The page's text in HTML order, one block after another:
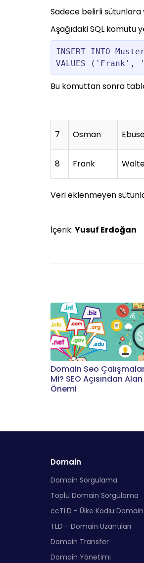
Sadece belirli
Aşağıdaki SQL komutu
INSERT INTO
VALUES
Bu komuttan sonra
7 Osman
8 Frank
Veri eklenmeyen
İçerik: Yusuf Erdoğan
Domain Seo
Mi? SEO Açısından Alan
Önemi
Domain
Domain Sorgulama
Toplu Domain Sorgulama
ccTLD - Ülke Kodlu Domain
TLD - Domain Uzantıları
Domain Transfer
Domain Yönetimi